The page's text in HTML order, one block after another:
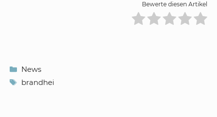
Bewerte diesen Artikel
Kategorien
News
Schlagwörter
brandhei